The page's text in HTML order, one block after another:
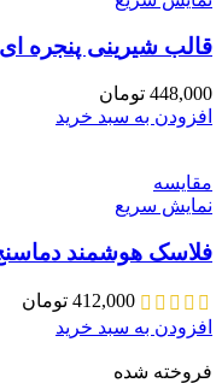
قالب شیرینی پنجره ای
448,000 تومان
افزودن به سبد خرید
مقايسه
نمایش سریع
فلاسک هوشمند
412,000 تومان
افزودن به سبد خرید
فروخته شده